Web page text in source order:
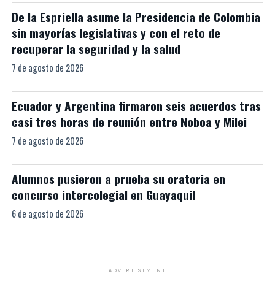
De la Espriella asume la Presidencia de Colombia
sin mayorías legislativas y con el reto de
recuperar la seguridad y la salud
7 de agosto de 2026
Ecuador y Argentina firmaron seis acuerdos tras
casi tres horas de reunión entre Noboa y Milei
7 de agosto de 2026
Alumnos pusieron a prueba su oratoria en
concurso intercolegial en Guayaquil
6 de agosto de 2026
ADVERTISEMENT